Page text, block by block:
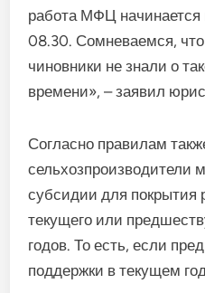
работа МФЦ начинается
08.30. Сомневаемся,
чиновники не знали о
времени», – заявил
Согласно правилам
сельхозпроизводители
субсидии для покрытия
текущего или
годов. То есть, если
поддержки в текущем